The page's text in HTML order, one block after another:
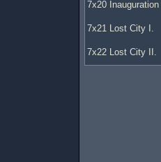
7x20 Inauguration
7x21 Lost City I.
7x22 Lost City II.